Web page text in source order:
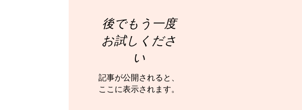
後でもう一度
お試しくださ
い
記事が公開されると、
ここに表示されます。